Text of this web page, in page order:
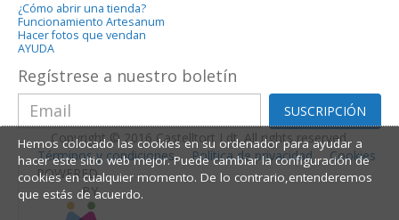
¿Cómo abrir una tienda?
Funcionamiento Artesanum
Hacer fotos que vendan
AYUDA
Regístrese a nuestro boletín
SUSCRIPCIÓN
Copyright © 2016 Castelltort Ldt. All rights reserved.
Términos y condiciones
Política de privacidad
Cookies
POWERED
BY
Hemos colocado las cookies en su ordenador para ayudar a
hacer este sitio web mejor. Puede cambiar la configuración de
cookies en cualquier momento. De lo contrario,entenderemos
que estás de acuerdo.